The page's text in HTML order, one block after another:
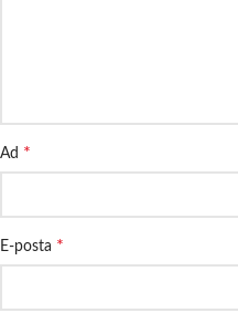
Ad *
E-posta *